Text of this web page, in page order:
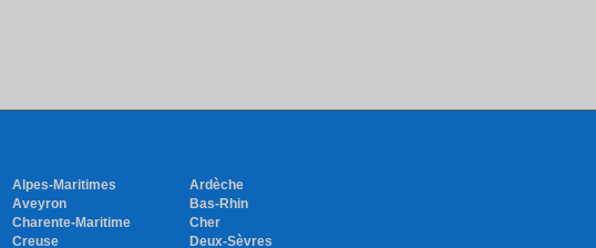
Alpes-Maritimes
Ardèche
Aveyron
Bas-Rhin
Charente-Maritime
Cher
Creuse
Deux-Sèvres